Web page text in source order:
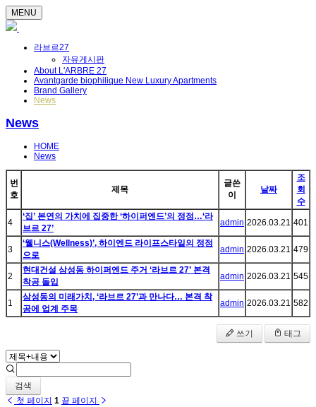
MENU
라브르27
자유게시판
About L'ARBRE 27
Avantgarde biophilique New Luxury Apartments
Brand Gallery
News
News
HOME
News
번
호
제목
글쓴
이
날짜
조
회
수
4
‘집’ 본연의 가치에 집중한 ‘하이퍼엔드’의 정점…‘라
브르 27’
admin 2026.03.21 401
3
‘웰니스(Wellness)’, 하이엔드 라이프스타일의 정점
으로
admin 2026.03.21 479
2
현대건설 삼성동 하이퍼엔드 주거 ‘라브르 27’ 본격
착공 돌입
admin 2026.03.21 545
1
삼성동의 미래가치, ‘라브르 27’과 만나다… 본격 착
공에 업계 주목
admin 2026.03.21 582
쓰기 태그
검색
첫 페이지 1 끝 페이지